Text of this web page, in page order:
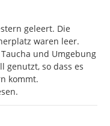
geleert. Die
waren leer.
und Umgebung
genutzt, so dass es
kommt.